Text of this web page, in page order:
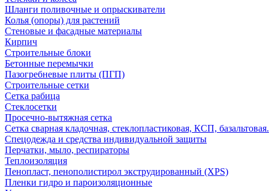
Шланги поливочные и опрыскиватели
Колья (опоры) для растений
Стеновые и фасадные материалы
Кирпич
Строительные блоки
Бетонные перемычки
Пазогребневые плиты (ПГП)
Строительные сетки
Сетка рабица
Стеклосетки
Просечно-вытяжная сетка
Сетка сварная кладочная, стеклопластиковая, КСП, базальтовая.
Спецодежда и средства индивидуальной защиты
Перчатки, мыло, респираторы
Теплоизоляция
Пенопласт, пенополистирол экструдированный (XPS)
Пленки гидро и пароизоляционные